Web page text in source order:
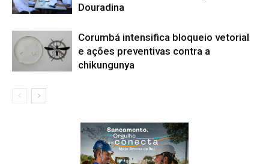
Douradina
Corumbá intensifica bloqueio vetorial
e ações preventivas contra a
chikungunya